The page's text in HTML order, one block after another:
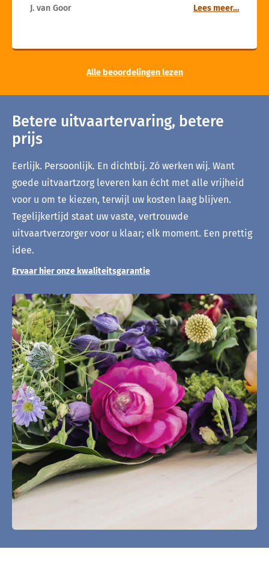
J. van Goor Lees meer…
Alle beoordelingen lezen
Betere uitvaartervaring, betere
prijs
Eerlijk. Persoonlijk. En dichtbij. Zó werken wij. Want
goede uitvaartzorg leveren kan écht met alle vrijheid
voor u om te kiezen, terwijl uw kosten laag blijven.
Tegelijkertijd staat uw vaste, vertrouwde
uitvaartverzorger voor u klaar; elk moment. Een prettig
idee.
Ervaar hier onze kwaliteitsgarantie